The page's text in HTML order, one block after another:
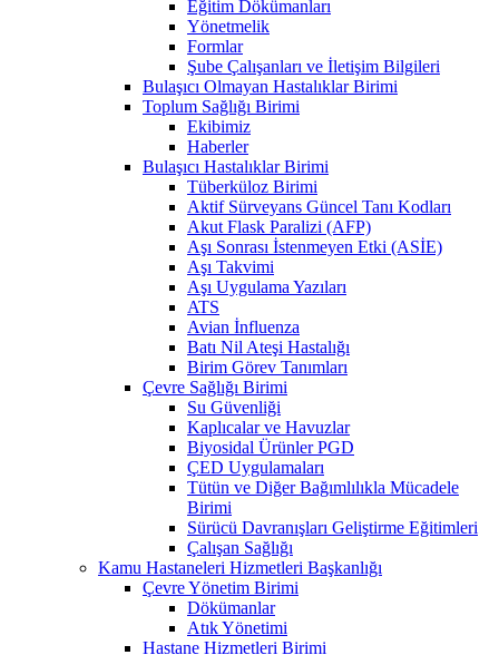
Eğitim Dökümanları
Yönetmelik
Formlar
Şube Çalışanları ve İletişim Bilgileri
Bulaşıcı Olmayan Hastalıklar Birimi
Toplum Sağlığı Birimi
Ekibimiz
Haberler
Bulaşıcı Hastalıklar Birimi
Tüberküloz Birimi
Aktif Sürveyans Güncel Tanı Kodları
Akut Flask Paralizi (AFP)
Aşı Sonrası İstenmeyen Etki (ASİE)
Aşı Takvimi
Aşı Uygulama Yazıları
ATS
Avian İnfluenza
Batı Nil Ateşi Hastalığı
Birim Görev Tanımları
Çevre Sağlığı Birimi
Su Güvenliği
Kaplıcalar ve Havuzlar
Biyosidal Ürünler PGD
ÇED Uygulamaları
Tütün ve Diğer Bağımlılıkla Mücadele
Birimi
Sürücü Davranışları Geliştirme Eğitimleri
Çalışan Sağlığı
Kamu Hastaneleri Hizmetleri Başkanlığı
Çevre Yönetim Birimi
Dökümanlar
Atık Yönetimi
Hastane Hizmetleri Birimi